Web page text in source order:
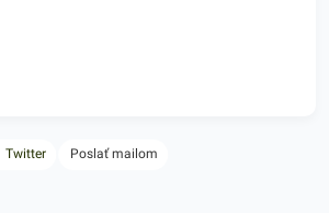
Twitter Poslať mailom